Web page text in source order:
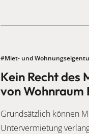
#Miet- und
Kein Recht des
von Wohnraum
Grundsätzlich können
Untervermietung